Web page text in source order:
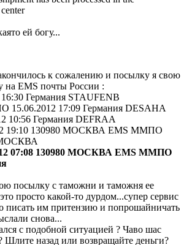
ей богу...
к сожалению и посылку я свою
на EMS почты России :
Германия STAUFENB
17:09 Германия DESAHA
10:56 Германия DEFRAA
19:10 130980 МОСКВА EMS ММПО
МОСКВА
07:08 130980 МОСКВА EMS ММПО
посылку с таможни и таможня ее
просто какой-то дурдом...супер сервис
писать им притензию и попрошайничать
снова...
с подобной ситуацией ? Чаво шас
Шлите назад или возвращайте деньги?